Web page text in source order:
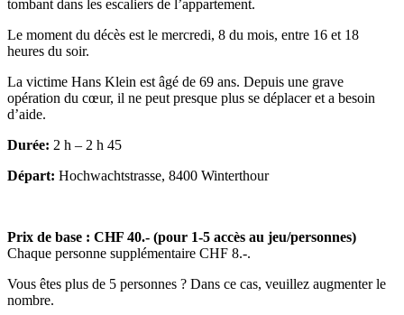
tombant dans les escaliers de l’appartement.
Le moment du décès est le mercredi, 8 du mois, entre 16 et 18
heures du soir.
La victime Hans Klein est âgé de 69 ans. Depuis une grave
opération du cœur, il ne peut presque plus se déplacer et a besoin
d’aide.
Durée: 2 h – 2 h 45
Départ: Hochwachtstrasse, 8400 Winterthour
Prix de base : CHF 40.- (pour 1-5 accès au jeu/personnes)
Chaque personne supplémentaire CHF 8.-.
Vous êtes plus de 5 personnes ? Dans ce cas, veuillez augmenter le
nombre.